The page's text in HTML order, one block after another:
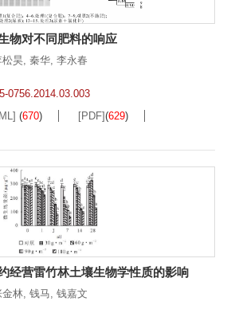
物对不同肥料的响应
松昊 秦华 李永春
0756.2014.03.003
(670) [PDF](629)
经营雷竹林土壤生物学性质的影响
金林 钱马 钱嘉文